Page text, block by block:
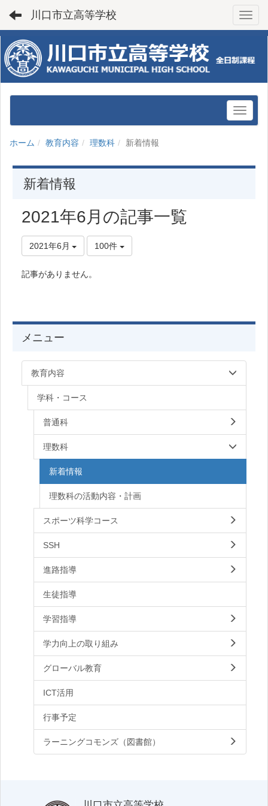
川口市立高等学校
ホーム 教育内容 理数科 新着情報
新着情報
2021年6月の記事一覧
2021年6月 100件
記事がありません。
メニュー
教育内容
学科・コース
普通科
理数科
新着情報
理数科の活動内容・計画
スポーツ科学コース
SSH
進路指導
生徒指導
学習指導
学力向上の取り組み
グローバル教育
ICT活用
行事予定
ラーニングコモンズ（図書館）